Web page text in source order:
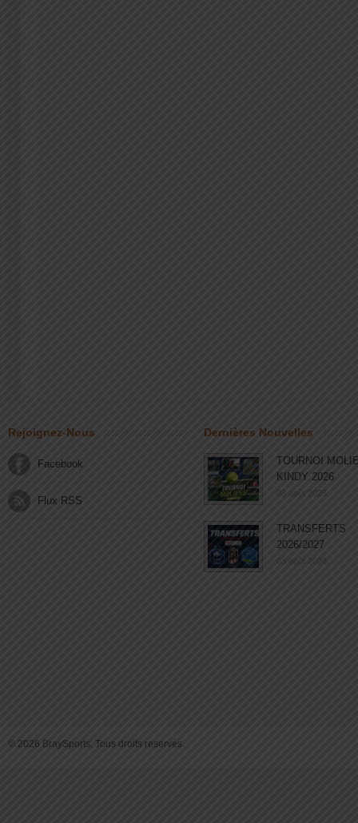
Rejoignez-Nous
Facebook
Flux RSS
Dernières Nouvelles
TOURNOI
KINDY 2026
03 août 2026
TRANSFERTS
2026/2027
03 août 2026
© 2026 BraySports. Tous droits reservés.